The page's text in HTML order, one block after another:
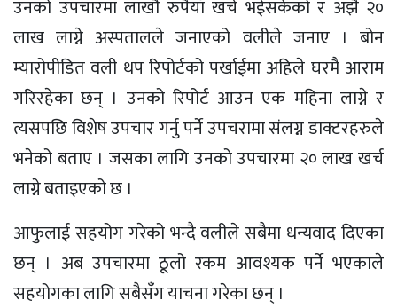
उनको उपचारमा लाखौं रुपैयाँ खर्च भईसकेको र अझै २०
लाख लाग्ने अस्पतालले जनाएको वलीले जनाए । बोन
म्यारोपीडित वली थप रिपोर्टको पर्खाईमा अहिले घरमै आराम
गरिरहेका छन् । उनको रिपोर्ट आउन एक महिना लाग्ने र
त्यसपछि विशेष उपचार गर्नु पर्ने उपचरामा संलग्न डाक्टरहरुले
भनेको बताए । जसका लागि उनको उपचारमा २० लाख खर्च
लाग्ने बताइएको छ ।
आफुलाई सहयोग गरेको भन्दै वलीले सबैमा धन्यवाद दिएका
छन् । अब उपचारमा ठूलो रकम आवश्यक पर्ने भएकाले
सहयोगका लागि सबैसँग याचना गरेका छन् ।